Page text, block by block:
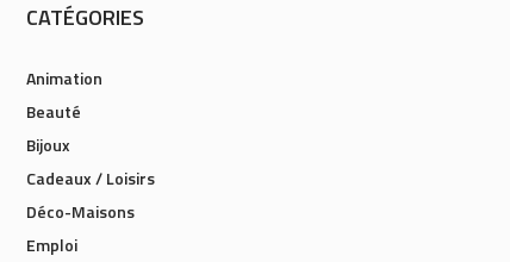
CATÉGORIES
Animation
Beauté
Bijoux
Cadeaux / Loisirs
Déco-Maisons
Emploi